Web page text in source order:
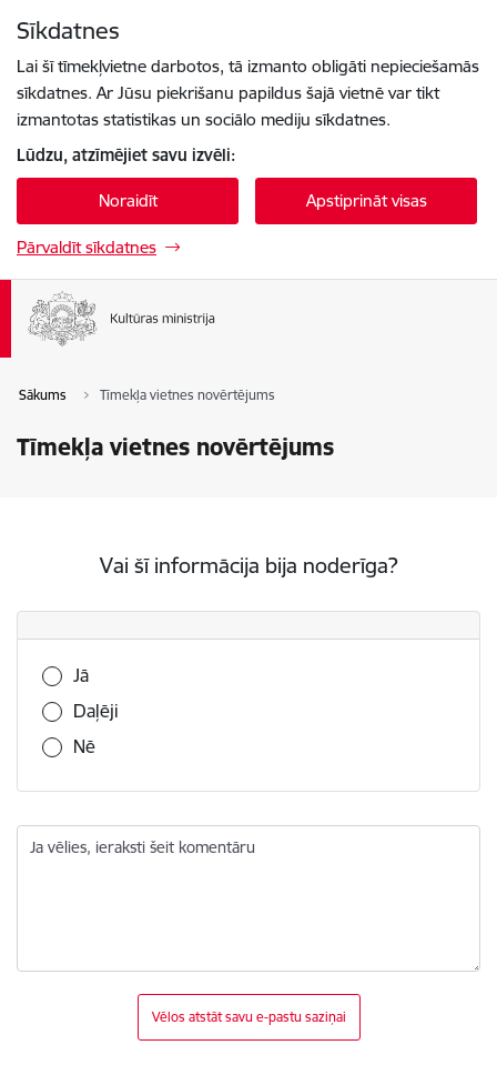
Sīkdatnes
Lai šī tīmekļvietne darbotos, tā izmanto obligāti nepieciešamās
sīkdatnes. Ar Jūsu piekrišanu papildus šajā vietnē var tikt
izmantotas statistikas un sociālo mediju sīkdatnes.
Lūdzu, atzīmējiet savu izvēli:
Noraidīt Apstiprināt visas
Pārvaldīt sīkdatnes
Sākums Tīmekļa vietnes novērtējums
Tīmekļa vietnes novērtējums
Vai šī informācija bija noderīga?
Vai šī informācija bija noderīga?
Jā
Daļēji
Nē
Ja vēlies, ieraksti šeit komentāru
Vēlos atstāt savu e-pastu saziņai